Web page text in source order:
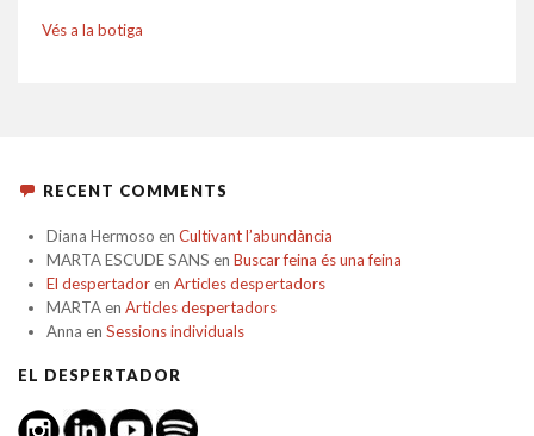
Vés a la botiga
RECENT COMMENTS
Diana Hermoso en Cultivant l’abundància
MARTA ESCUDE SANS en Buscar feina és una feina
El despertadoren Articles despertadors
MARTAen Articles despertadors
Anna en Sessions individuals
EL DESPERTADOR